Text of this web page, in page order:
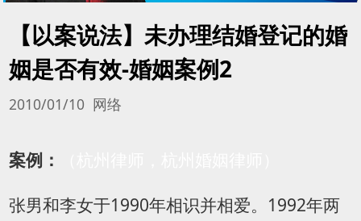
【以案说法】未办理结婚登记的婚
姻是否有效-婚姻案例2
2010/01/10 网络
案例：
张男和李女于1990年相识并相爱。 1992年两